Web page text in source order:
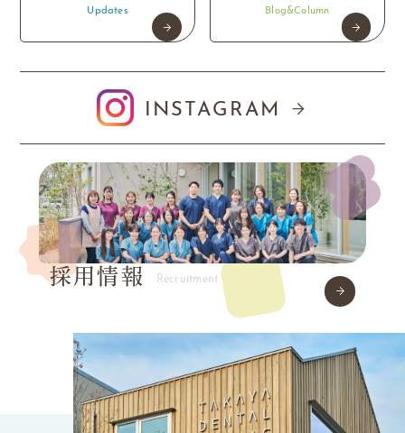
Updates Blog&Column
INSTAGRAM
採用情報 Recruitment